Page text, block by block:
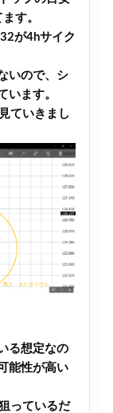
す。
が4hサイク
いので、シ
います。
ていきまし
る想定なの
能性が高い
っているだ